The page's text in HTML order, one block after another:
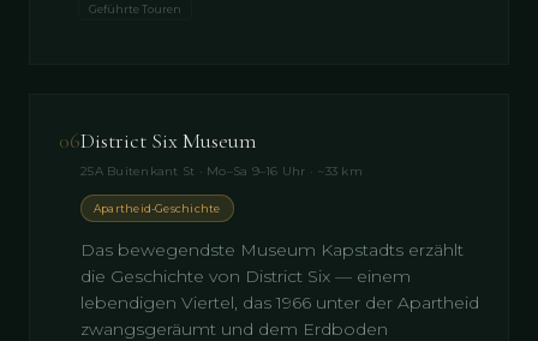
Geführte Touren
06District Six Museum
25A Buitenkant St · Mo–Sa 9–16 Uhr · ~33 km
Apartheid-Geschichte
Das bewegendste Museum Kapstadts erzählt
die Geschichte von District Six — einem
lebendigen Viertel, das 1966 unter der Apartheid
zwangsgeräumt und dem Erdboden